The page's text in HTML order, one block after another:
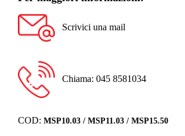
Scrivici una mail
Chiama: 045 8581034
COD:MSP10.03 / MSP11.03 / MSP15.50